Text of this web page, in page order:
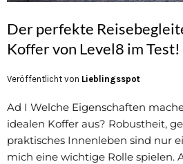
Der perfekte
Koffer von Level8 im Test!
Veröffentlicht von Lieblingsspot
Ad I Welche Eigenschaften
idealen Koffer aus? Robustheit,
praktisches Innenleben sind nur
mich eine wichtige Rolle spielen.